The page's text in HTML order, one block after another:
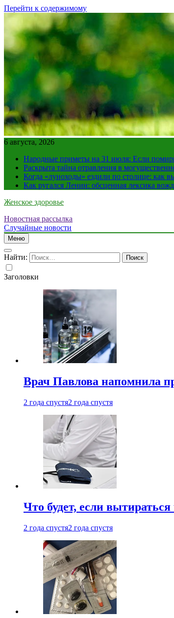
Перейти к содержимому
6 августа, 2026
Народные приметы на 31 июля: Если
Раскрыта тайна отравления в
Когда «луноходы» ездили по столице: как
Как ругался Ленин: обсценная лексика
Женское здоровье
Новостная рассылка
Случайные новости
Меню
Найти:
Заголовки
Врач Павлова напомнила
2 года спустя2 года спустя
Что будет, если
2 года спустя2 года спустя